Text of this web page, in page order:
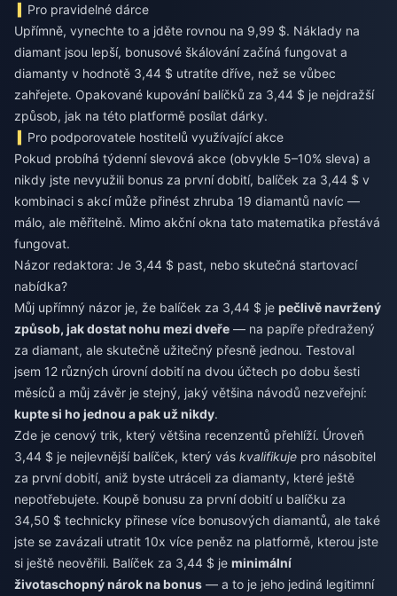
Pro pravidelné dárce
Upřímně, vynechte to a jděte rovnou na 9,99 $. Náklady na
diamant jsou lepší, bonusové škálování začíná fungovat a
diamanty v hodnotě 3,44 $ utratíte dříve, než se vůbec
zahřejete. Opakované kupování balíčků za 3,44 $ je nejdražší
způsob, jak na této platformě posílat dárky.
Pro podporovatele hostitelů využívající akce
Pokud probíhá týdenní slevová akce (obvykle 5–10% sleva) a
nikdy jste nevyužili bonus za první dobití, balíček za 3,44 $ v
kombinaci s akcí může přinést zhruba 19 diamantů navíc —
málo, ale měřitelně. Mimo akční okna tato matematika přestává
fungovat.
Názor redaktora: Je 3,44 $ past, nebo skutečná startovací
nabídka?
Můj upřímný názor je, že balíček za 3,44 $ je pečlivě navržený
způsob, jak dostat nohu mezi dveře — na papíře předražený
za diamant, ale skutečně užitečný přesně jednou. Testoval
jsem 12 různých úrovní dobití na dvou účtech po dobu šesti
měsíců a můj závěr je stejný, jaký většina návodů nezveřejní:
kupte si ho jednou a pak už nikdy.
Zde je cenový trik, který většina recenzentů přehlíží. Úroveň
3,44 $ je nejlevnější balíček, který vás kvalifikuje pro násobitel
za první dobití, aniž byste utráceli za diamanty, které ještě
nepotřebujete. Koupě bonusu za první dobití u balíčku za
34,50 $ technicky přinese více bonusových diamantů, ale také
jste se zavázali utratit 10x více peněz na platformě, kterou jste
si ještě neověřili. Balíček za 3,44 $ je minimální
životaschopný nárok na bonus — a to je jeho jediná legitimní